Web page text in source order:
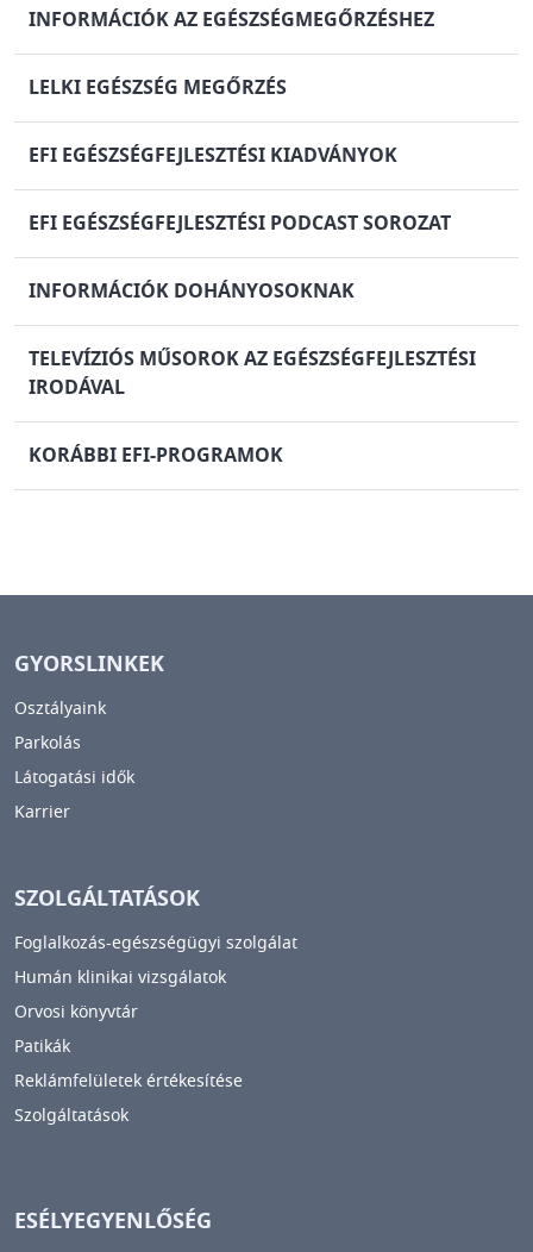
INFORMÁCIÓK AZ EGÉSZSÉGMEGŐRZÉSHEZ
LELKI EGÉSZSÉG MEGŐRZÉS
EFI EGÉSZSÉGFEJLESZTÉSI KIADVÁNYOK
EFI EGÉSZSÉGFEJLESZTÉSI PODCAST SOROZAT
INFORMÁCIÓK DOHÁNYOSOKNAK
TELEVÍZIÓS MŰSOROK AZ EGÉSZSÉGFEJLESZTÉSI
IRODÁVAL
KORÁBBI EFI-PROGRAMOK
GYORSLINKEK
Osztályaink
Parkolás
Látogatási idők
Karrier
SZOLGÁLTATÁSOK
Foglalkozás-egészségügyi szolgálat
Humán klinikai vizsgálatok
Orvosi könyvtár
Patikák
Reklámfelületek értékesítése
Szolgáltatások
ESÉLYEGYENLŐSÉG